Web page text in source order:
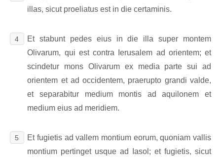
illas, sicut proeliatus est in die certaminis.
4
Et stabunt pedes eius in die illa super montem
Olivarum, qui est contra Ierusalem ad orientem; et
scindetur mons Olivarum ex media parte sui ad
orientem et ad occidentem, praerupto grandi valde,
et separabitur medium montis ad aquilonem et
medium eius ad meridiem.
5
Et fugietis ad vallem montium eorum, quoniam vallis
montium pertinget usque ad Iasol; et fugietis, sicut